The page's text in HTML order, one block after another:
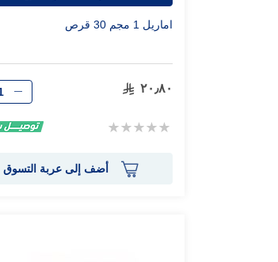
اماريل 1 مجم 30 قرص
٢٠٫٨٠
Rating:
الكمية
أضف إلى عربة التسوق